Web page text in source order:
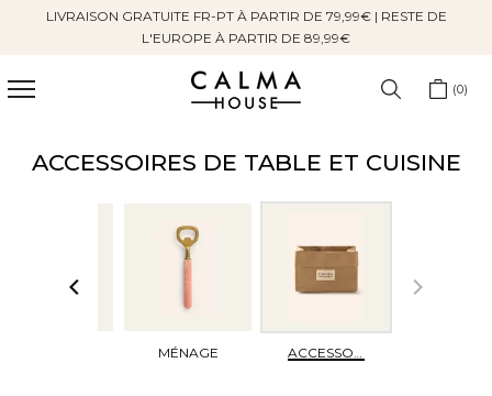
SauterLIVRAISON GRATUITE FR-PT À PARTIR DE 79,99€ | RESTE DE
L'EUROPE À PARTIR DE 89,99€
0
ACCESSOIRES DE TABLE ET CUISINE
MÉNAGE ACCESSOIRES